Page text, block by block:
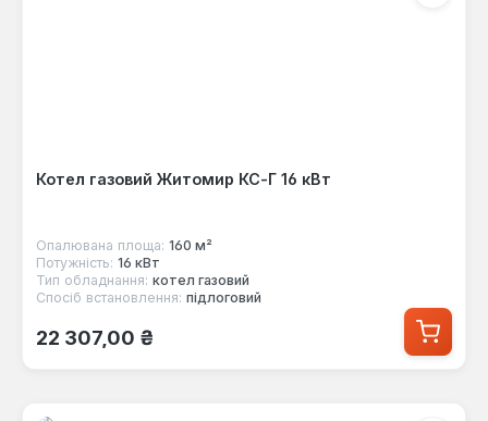
Котел газовий Житомир КС-Г 16 кВт
Опалювана площа: 160 м²
Потужність: 16 кВт
Тип обладнання: котел газовий
Спосіб встановлення: підлоговий
Звичайна ціна:
22 307,00 ₴